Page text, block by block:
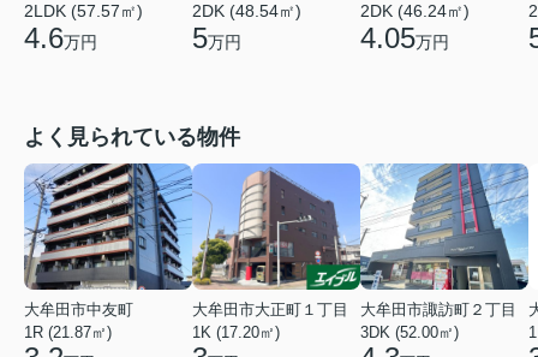
2LDK (57.57㎡)
4.6万円
2DK (48.54㎡)
5万円
2DK (46.24㎡)
4.05万円
よく見られている物件
大牟田市中友町
1R (21.87㎡)
大牟田市大正町１丁目
1K (17.20㎡)
大牟田市諏訪町２丁目
3DK (52.00㎡)